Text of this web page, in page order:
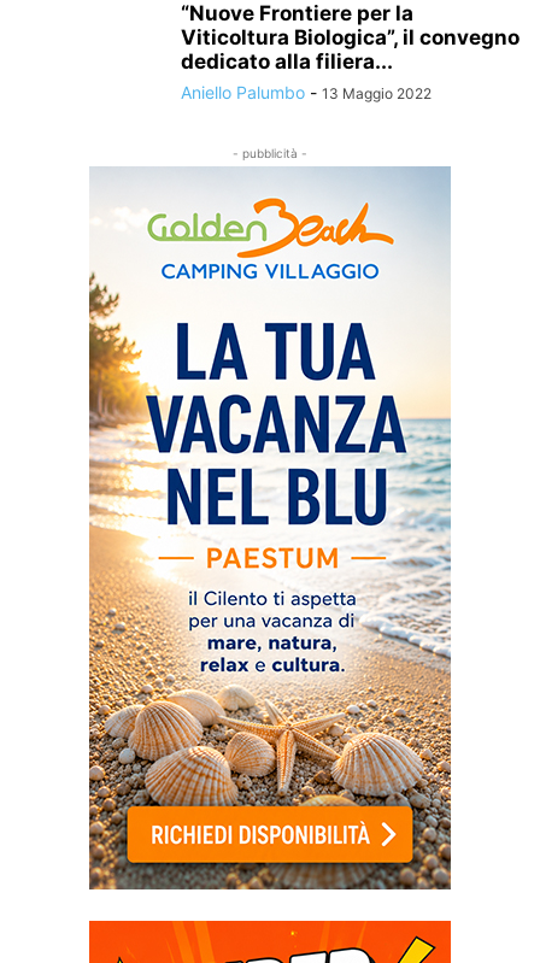
“Nuove Frontiere per la
Viticoltura Biologica”, il convegno
dedicato alla filiera...
Aniello Palumbo - 13 Maggio 2022
- pubblicità -